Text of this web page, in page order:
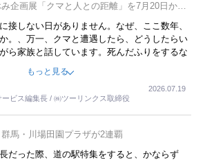
企画展「クマと人との距離」を7月20日から
接しない日がありません。なぜ、ここ数年、
。、万一、クマと遭遇したら、どうしたらい
ら家族と話しています。死んだふりをするな
えません。そんな中で、この企画展はタイム
もっと見る
ビス編集長 / ㈱ツーリンクス取締役
2026.07.19
馬・川場田園プラザが2連覇
だった際、道の駅特集をすると、かならず